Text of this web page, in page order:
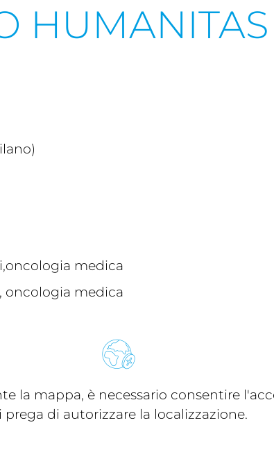
medica
oncologia medica
la mappa, è necessario consentire
prega di autorizzare la localizzazione.